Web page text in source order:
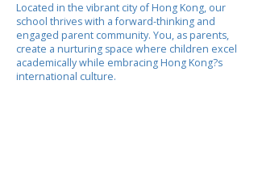
Located in the vibrant city of Hong Kong, our
school thrives with a forward-thinking and
engaged parent community. You, as parents,
create a nurturing space where children excel
academically while embracing Hong Kong?s
international culture.